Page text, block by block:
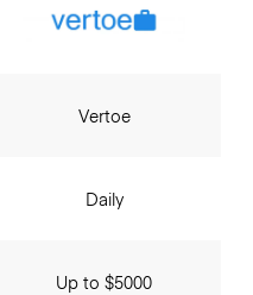
Vertoe
Daily
Up to $5000